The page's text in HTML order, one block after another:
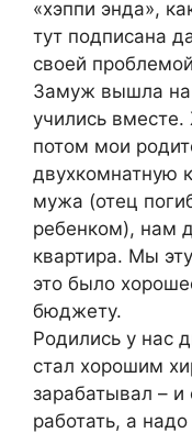
«хэппи энда»,
тут подписана
своей
Замуж вышла на
учились
потом мои
двухкомнатную
мужа (отец
ребенком), нам
квартира. Мы
это было
бюджету.
Родились у нас
стал хорошим
зарабатывал –
работать, а